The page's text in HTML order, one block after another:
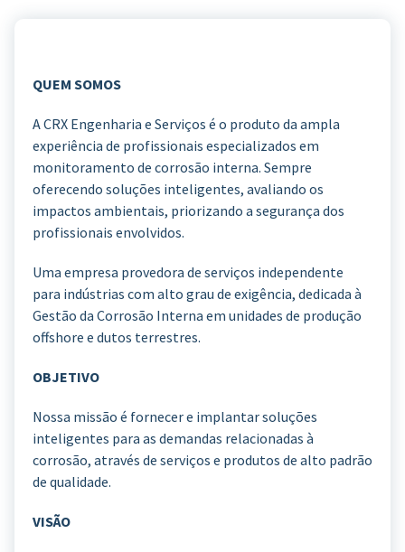
QUEM SOMOS
A CRX Engenharia e Serviços é o produto da ampla
experiência de profissionais especializados em
monitoramento de corrosão interna. Sempre
oferecendo soluções inteligentes, avaliando os
impactos ambientais, priorizando a segurança dos
profissionais envolvidos.
Uma empresa provedora de serviços independente
para indústrias com alto grau de exigência, dedicada à
Gestão da Corrosão Interna em unidades de produção
offshore e dutos terrestres.
OBJETIVO
Nossa missão é fornecer e implantar soluções
inteligentes para as demandas relacionadas à
corrosão, através de serviços e produtos de alto padrão
de qualidade.
VISÃO